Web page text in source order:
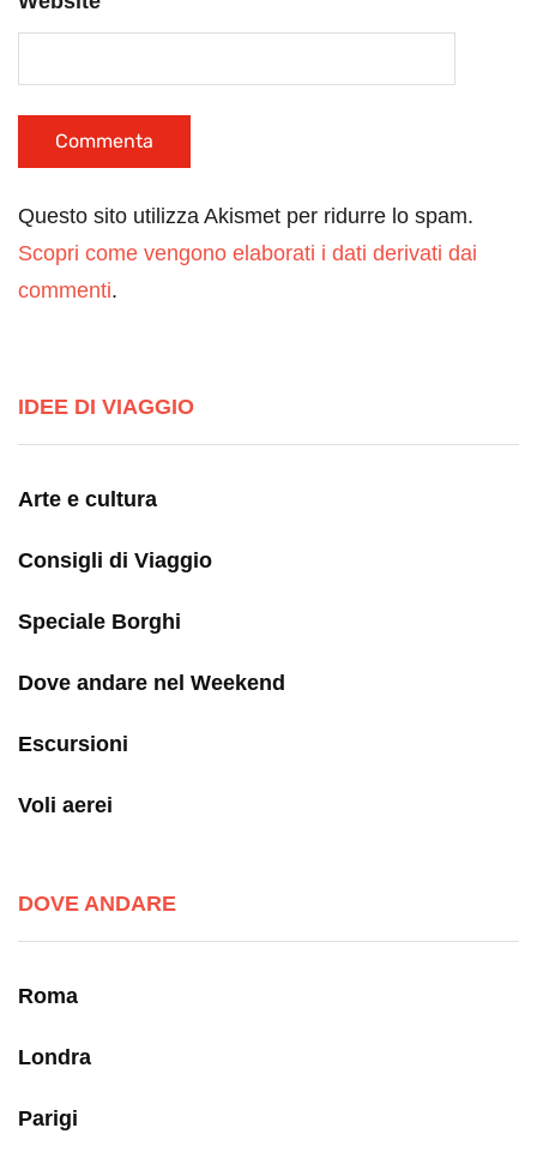
Questo sito utilizza Akismet per ridurre lo spam.
Scopri come vengono elaborati i dati derivati dai
commenti.
IDEE DI VIAGGIO
Arte e cultura
Consigli di Viaggio
Speciale Borghi
Dove andare nel Weekend
Escursioni
Voli aerei
DOVE ANDARE
Roma
Londra
Parigi